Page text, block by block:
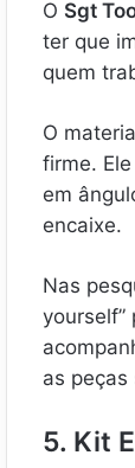
O Sgt
ter que
quem
O
firme.
em
encaixe.
Nas
as peças
5. Kit